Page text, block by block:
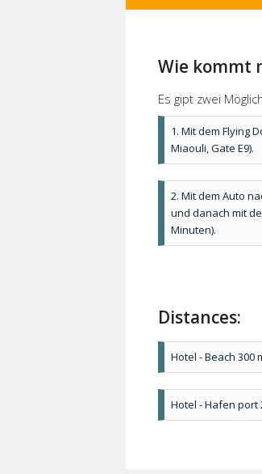
Wie kommt
Es gipt zwei
1. Mit dem Flying
Miaouli, Gate E9).
2. Mit dem Auto
und danach mit
Minuten).
Distances:
Hotel - Beach 300
Hotel - Hafen port